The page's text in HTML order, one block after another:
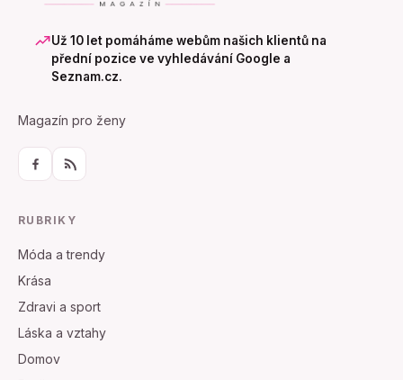
Už 10 let pomáháme webům našich klientů na
přední pozice ve vyhledávání Google a
Seznam.cz.
Magazín pro ženy
RUBRIKY
Móda a trendy
Krása
Zdravi a sport
Láska a vztahy
Domov